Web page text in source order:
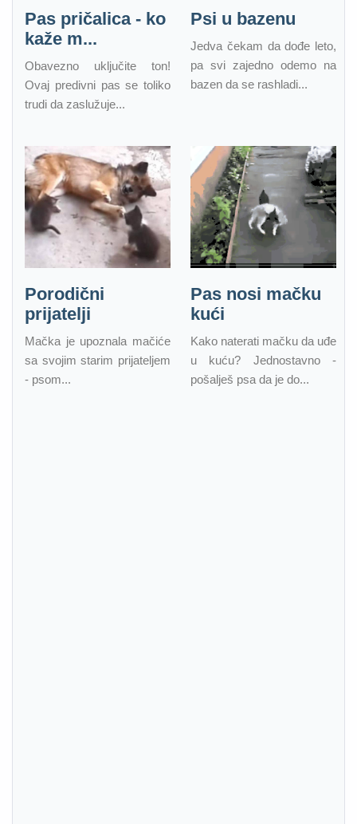
Pas pričalica - ko
kaže m...
Obavezno uključite ton!
Ovaj predivni pas se toliko
trudi da zaslužuje...
Psi u bazenu
Jedva čekam da dođe leto,
pa svi zajedno odemo na
bazen da se rashladi...
Porodični
prijatelji
Mačka je upoznala mačiće
sa svojim starim prijateljem
- psom...
Pas nosi mačku
kući
Kako naterati mačku da uđe
u kuću? Jednostavno -
pošalješ psa da je do...